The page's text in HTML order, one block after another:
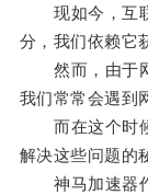
现如今，互联
分，我们依赖它
然而，由于网
我们常常会遇到
而在这个时候
解决这些问题的
神马加速器作